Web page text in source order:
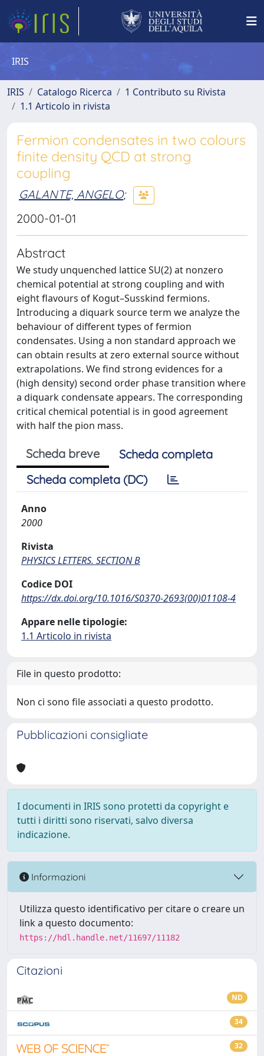
IRIS
IRIS Catalogo Ricerca
1 Contributo su Rivista
1.1 Articolo in rivista
Fermion condensates in two colours
finite density QCD at strong
coupling
GALANTE, ANGELO;
2000-01-01
Abstract
We study unquenched lattice SU(2) at nonzero
chemical potential at strong coupling and with
eight flavours of Kogut–Susskind fermions.
Introducing a diquark source term we analyze the
behaviour of different types of fermion
condensates. Using a non standard approach we
can obtain results at zero external source without
extrapolations. We find strong evidences for a
(high density) second order phase transition where
a diquark condensate appears. The corresponding
critical chemical potential is in good agreement
with half the pion mass.
Scheda breve
Scheda completa
Scheda completa (DC)
Anno
2000
Rivista
PHYSICS LETTERS. SECTION B
Codice DOI
https://dx.doi.org/10.1016/S0370-2693(00)01108-4
Appare nelle tipologie:
1.1 Articolo in rivista
File in questo prodotto:
Non ci sono file associati a questo prodotto.
Pubblicazioni consigliate
I documenti in IRIS sono protetti da copyright e
tutti i diritti sono riservati, salvo diversa
indicazione.
Informazioni
Utilizza questo identificativo per citare o creare un
link a questo documento:
https://hdl.handle.net/11697/11182
Citazioni
ND
34
32